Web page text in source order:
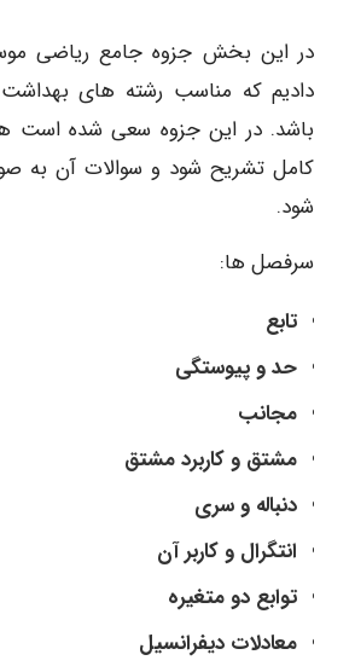
در این بخش جزوه جامع ریاضی
دادیم که مناسب رشته های
باشد. در این جزوه سعی شده است
کامل تشریح شود و سوالات آن به
شود.
سرفصل ها:
تابع
حد و پیوستگی
مجانب
مشتق و کاربرد مشتق
دنباله و سری
انتگرال و کاربر آن
توابع دو متغیره
معادلات دیفرانسیل